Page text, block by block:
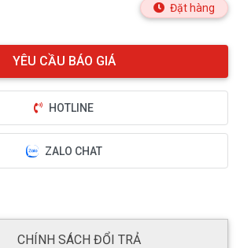
Đặt hàng
HOTLINE
ZALO CHAT
CHÍNH SÁCH ĐỔI TRẢ